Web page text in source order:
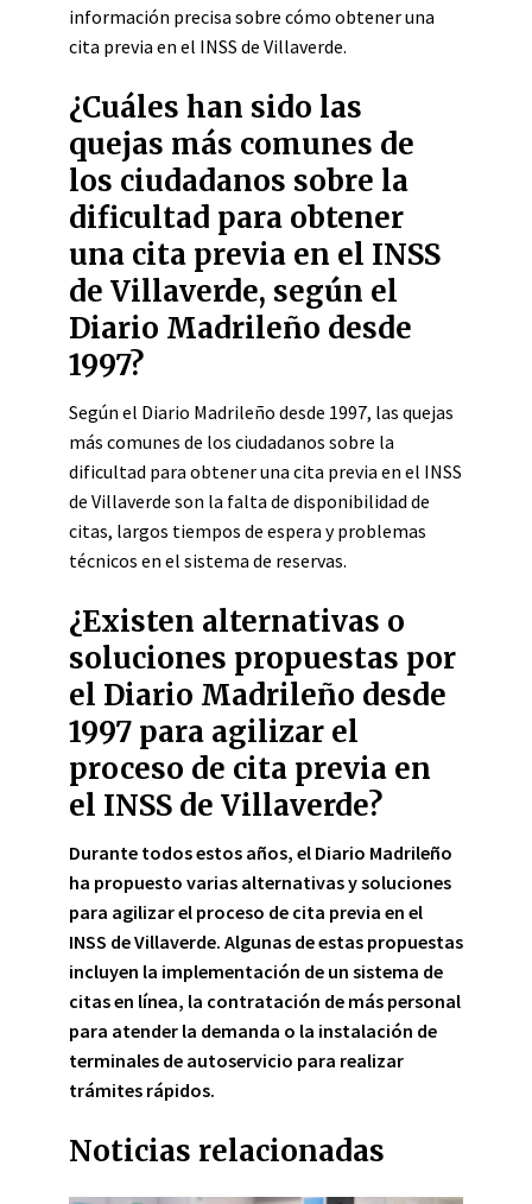
información precisa sobre cómo obtener una
cita previa en el INSS de Villaverde.
¿Cuáles han sido las
quejas más comunes de
los ciudadanos sobre la
dificultad para obtener
una cita previa en el INSS
de Villaverde, según el
Diario Madrileño desde
1997?
Según el Diario Madrileño desde 1997, las quejas
más comunes de los ciudadanos sobre la
dificultad para obtener una cita previa en el INSS
de Villaverde son la falta de disponibilidad de
citas, largos tiempos de espera y problemas
técnicos en el sistema de reservas.
¿Existen alternativas o
soluciones propuestas por
el Diario Madrileño desde
1997 para agilizar el
proceso de cita previa en
el INSS de Villaverde?
Durante todos estos años, el Diario Madrileño
ha propuesto varias alternativas y soluciones
para agilizar el proceso de cita previa en el
INSS de Villaverde. Algunas de estas propuestas
incluyen la implementación de un sistema de
citas en línea, la contratación de más personal
para atender la demanda o la instalación de
terminales de autoservicio para realizar
trámites rápidos.
Noticias relacionadas